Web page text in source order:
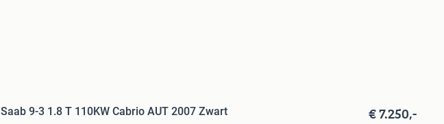
Saab 9-3 1.8 T 110KW Cabrio AUT 2007 Zwart € 7.250,-